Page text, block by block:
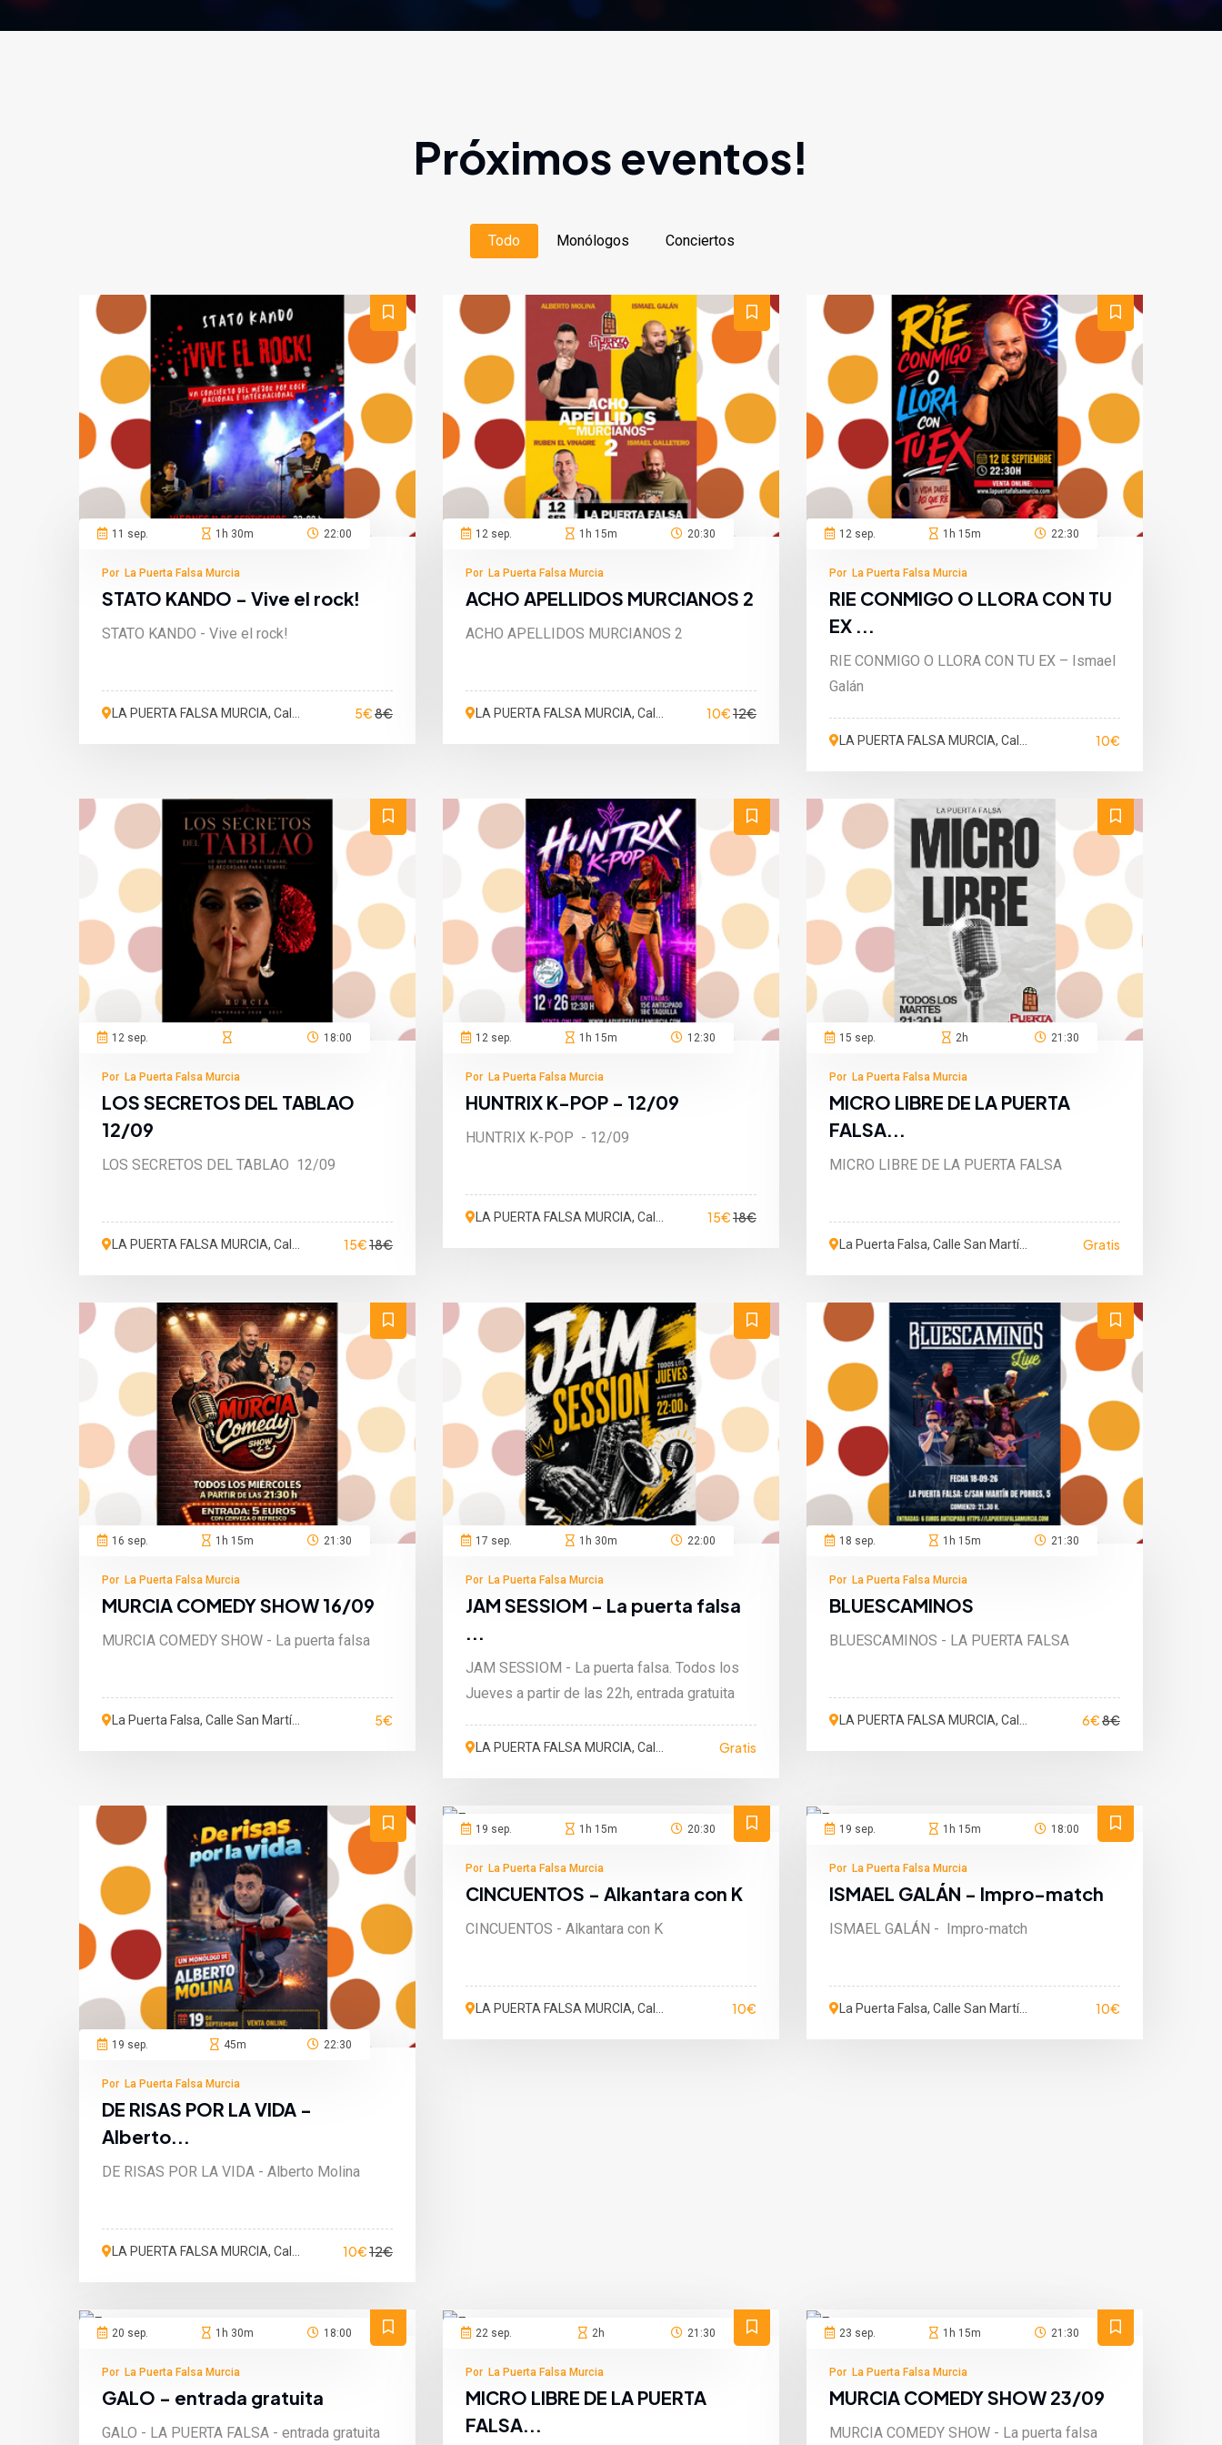
Próximos eventos!
Todo Monólogos Conciertos
11 sep. 1h 30m 22:00
Por La Puerta Falsa Murcia
STATO KANDO - Vive el rock!
STATO KANDO - Vive el rock!
LA PUERTA FALSA MURCIA, Calle
5€8€
12 sep. 1h 15m 20:30
Por La Puerta Falsa Murcia
ACHO APELLIDOS MURCIANOS 2
ACHO APELLIDOS MURCIANOS 2
LA PUERTA FALSA MURCIA, Calle
10€12€
12 sep. 1h 15m 22:30
Por La Puerta Falsa Murcia
RIE CONMIGO O LLORA CON TU
EX ...
RIE CONMIGO O LLORA CON TU EX – Ismael
Galán
LA PUERTA FALSA MURCIA, Calle
10€
12 sep. 18:00
Por La Puerta Falsa Murcia
LOS SECRETOS DEL TABLAO
12/09
LOS SECRETOS DEL TABLAO 12/09
LA PUERTA FALSA MURCIA, Calle
15€18€
12 sep. 1h 15m 12:30
Por La Puerta Falsa Murcia
HUNTRIX K-POP - 12/09
HUNTRIX K-POP - 12/09
LA PUERTA FALSA MURCIA, Calle
15€18€
15 sep. 2h 21:30
Por La Puerta Falsa Murcia
MICRO LIBRE DE LA PUERTA
FALSA...
MICRO LIBRE DE LA PUERTA FALSA
La Puerta Falsa, Calle San Martín
Gratis
16 sep. 1h 15m 21:30
Por La Puerta Falsa Murcia
MURCIA COMEDY SHOW 16/09
MURCIA COMEDY SHOW - La puerta falsa
La Puerta Falsa, Calle San Martín
5€
17 sep. 1h 30m 22:00
Por La Puerta Falsa Murcia
JAM SESSIOM - La puerta falsa
...
JAM SESSIOM - La puerta falsa. Todos los
Jueves a partir de las 22h, entrada gratuita
LA PUERTA FALSA MURCIA, Calle
España
Gratis
18 sep. 1h 15m 21:30
Por La Puerta Falsa Murcia
BLUESCAMINOS
BLUESCAMINOS - LA PUERTA FALSA
LA PUERTA FALSA MURCIA, Calle
6€8€
19 sep. 45m 22:30
Por La Puerta Falsa Murcia
DE RISAS POR LA VIDA -
Alberto...
DE RISAS POR LA VIDA - Alberto Molina
LA PUERTA FALSA MURCIA, Calle
España
10€12€
19 sep. 1h 15m 20:30
Por La Puerta Falsa Murcia
CINCUENTOS - Alkantara con K
CINCUENTOS - Alkantara con K
LA PUERTA FALSA MURCIA, Calle
10€
19 sep. 1h 15m 18:00
Por La Puerta Falsa Murcia
ISMAEL GALÁN - Impro-match
ISMAEL GALÁN - Impro-match
La Puerta Falsa, Calle San Martín
10€
20 sep. 1h 30m 18:00
Por La Puerta Falsa Murcia
GALO - entrada gratuita
GALO - LA PUERTA FALSA - entrada gratuita
22 sep. 2h 21:30
Por La Puerta Falsa Murcia
MICRO LIBRE DE LA PUERTA
FALSA...
23 sep. 1h 15m 21:30
Por La Puerta Falsa Murcia
MURCIA COMEDY SHOW 23/09
MURCIA COMEDY SHOW - La puerta falsa